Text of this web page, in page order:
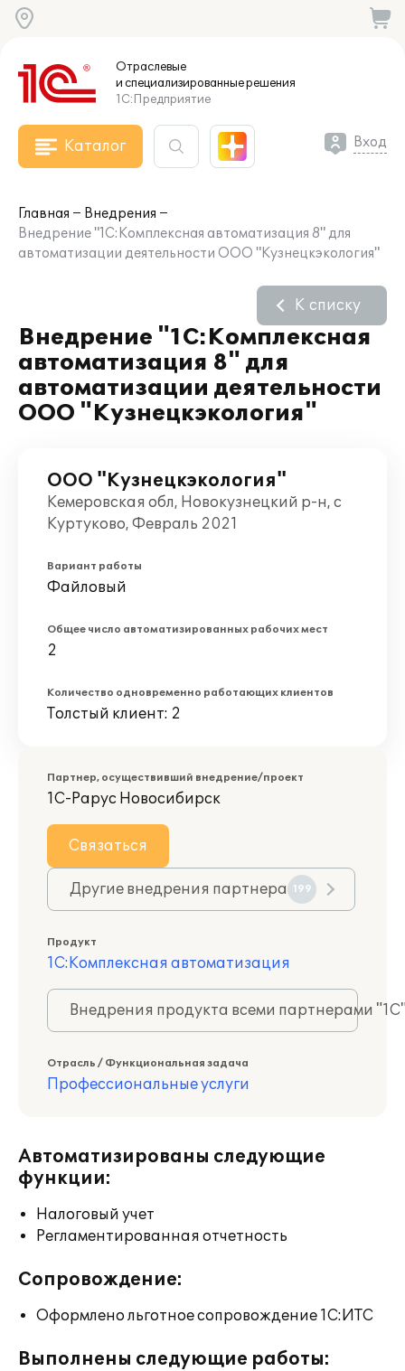
Отраслевые
и специализированныерешения
1С:Предприятие
Каталог Вход
Главная
Внедрения
Внедрение "1С:Комплексная автоматизация 8" для
автоматизации деятельности ООО "Кузнецкэкология"
Внедрение "1С:Комплексная
автоматизация 8" для
автоматизации деятельности
ООО "Кузнецкэкология"
К списку
ООО "Кузнецкэкология"
Кемеровская обл, Новокузнецкий р-н, с
Куртуково, Февраль 2021
Вариант работы
Файловый
Общее число автоматизированных рабочих мест
2
Количество одновременно работающих клиентов
Толстый клиент: 2
Партнер, осуществивший внедрение/проект
1С-Рарус Новосибирск
Связаться
Другие внедрения партнера 199
Продукт
1С:Комплексная автоматизация
Внедрения продукта всеми партнерами
Отрасль / Функциональная задача
Профессиональные услуги
Автоматизированы следующие
функции:
Налоговый учет
Регламентированная отчетность
Сопровождение:
Оформлено льготное сопровождение 1С:ИТС
Выполнены следующие работы: